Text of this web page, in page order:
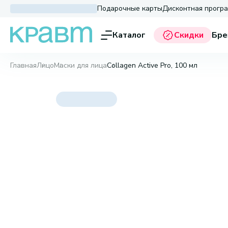
Подарочные картыДисконтная
Каталог Скидки
ГлавнаяЛицоМаски для лицаCollagen Active Pro, 100 мл